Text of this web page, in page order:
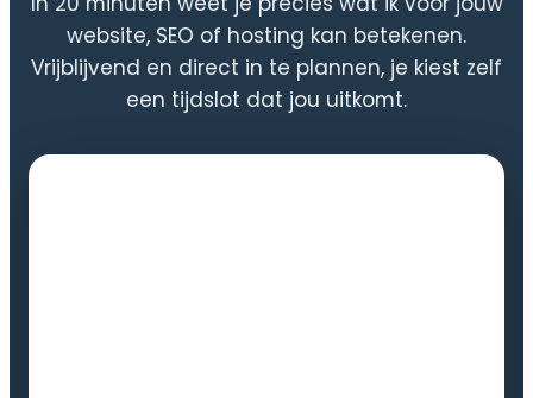
website, SEO of hosting kan betekenen.
Vrijblijvend en direct in te plannen, je kiest zelf
een tijdslot dat jou uitkomt.